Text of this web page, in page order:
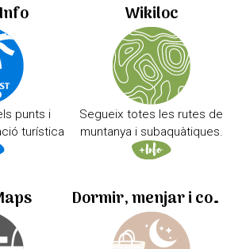
punts i
turística
Wikiloc
Segueix totes les rutes de
muntanya i subaquàtiques.
Dormir, menjar i comprar